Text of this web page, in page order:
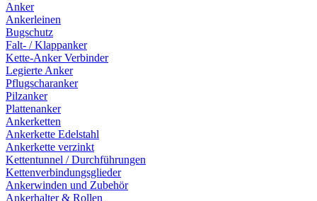
Anker
Ankerleinen
Bugschutz
Falt- / Klappanker
Kette-Anker Verbinder
Legierte Anker
Pflugscharanker
Pilzanker
Plattenanker
Ankerketten
Ankerkette Edelstahl
Ankerkette verzinkt
Kettentunnel / Durchführungen
Kettenverbindungsglieder
Ankerwinden und Zubehör
Ankerhalter & Rollen